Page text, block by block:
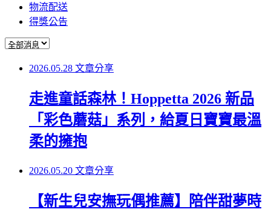
物流配送
得獎公告
2026.05.28 文章分享
走進童話森林！Hoppetta 2026 新品
「彩色蘑菇」系列，給夏日寶寶最溫
柔的擁抱
2026.05.20 文章分享
【新生兒安撫玩偶推薦】陪伴甜夢時